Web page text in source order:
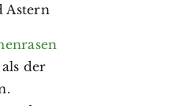
Astern
der